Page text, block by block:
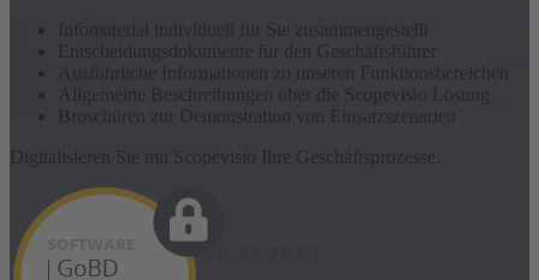
Infomaterial individuell für Sie zusammengestellt
Entscheidungsdokumente für den Geschäftsführer
Ausführliche Informationen zu unseren Funktionsbereichen
Allgemeine Beschreibungen über die Scopevisio Lösung
Broschüren zur Demonstration von Einsatzszenarien
Digitalisieren Sie mit Scopevisio Ihre Geschäftsprozesse.